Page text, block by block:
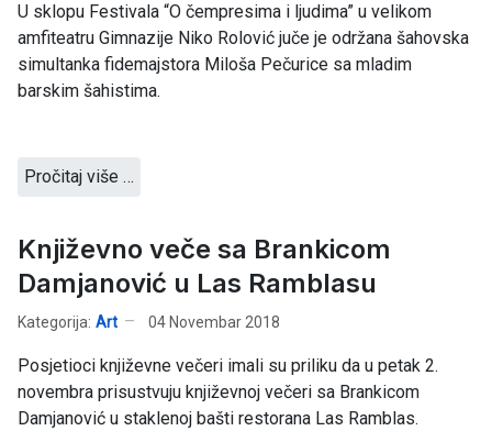
U sklopu Festivala “O čempresima i ljudima” u velikom
amfiteatru Gimnazije Niko Rolović juče je održana šahovska
simultanka fidemajstora Miloša Pečurice sa mladim
barskim šahistima.
Pročitaj više …
Književno veče sa Brankicom
Damjanović u Las Ramblasu
Kategorija: Art 04 Novembar 2018
Posjetioci književne večeri imali su priliku da u petak 2.
novembra prisustvuju književnoj večeri sa Brankicom
Damjanović u staklenoj bašti restorana Las Ramblas.